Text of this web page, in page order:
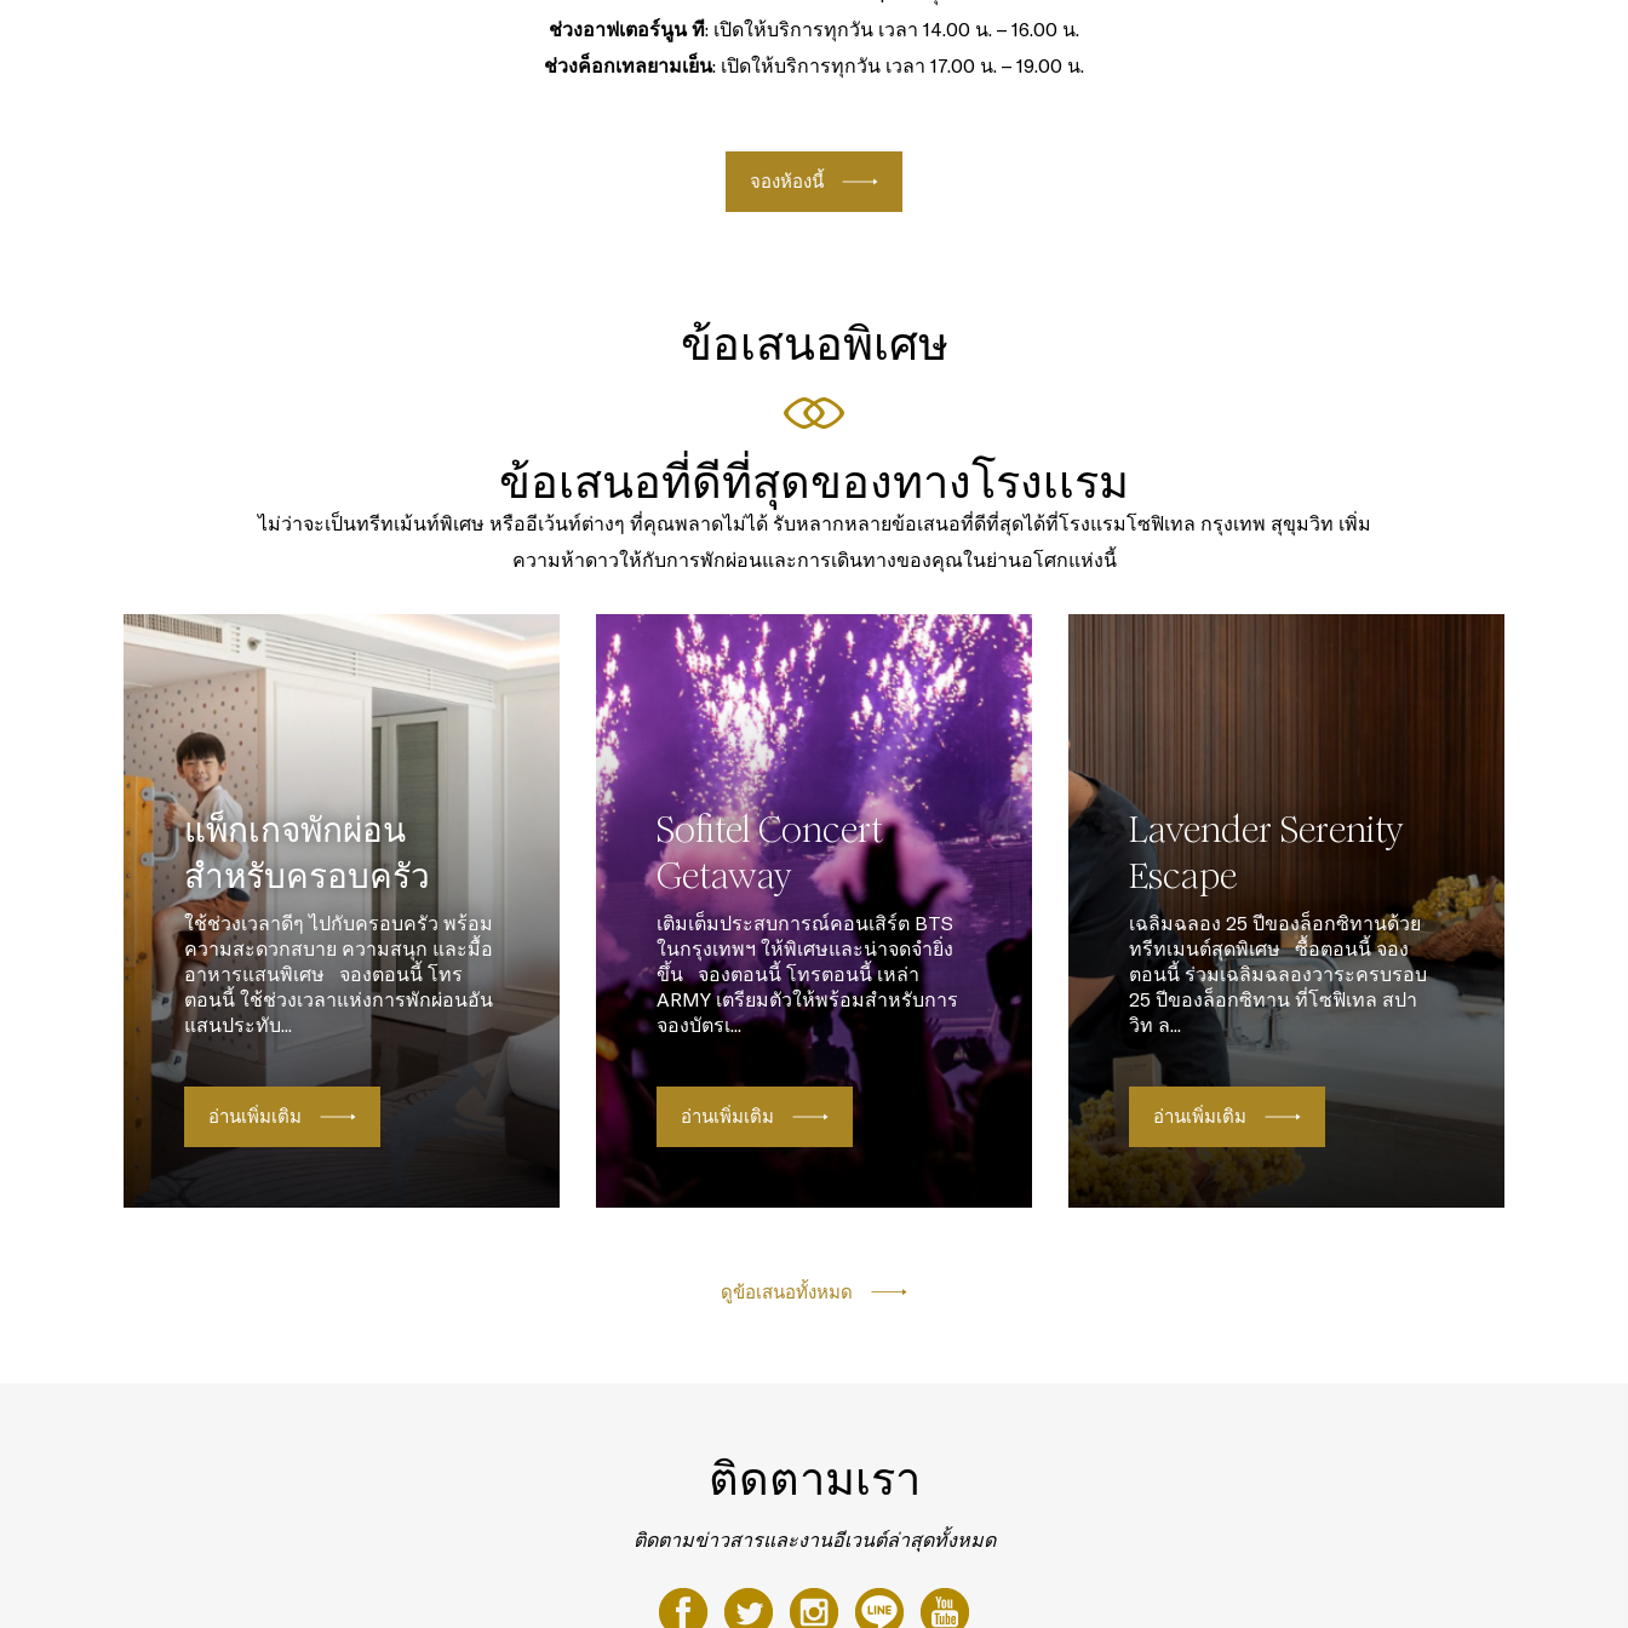
ช่วงอาฟเตอร์นูน ที: เปิดให้บริการทุกวัน เวลา 14.00 น. – 16.00 น.
ช่วงค็อกเทลยามเย็น: เปิดให้บริการทุกวัน เวลา 17.00 น. – 19.00 น.
จองห้องนี้
ข้อเสนอพิเศษ
ข้อเสนอที่ดีที่สุดของทางโรงเเรม
ไม่ว่าจะเป็นทรีทเม้นท์พิเศษ หรืออีเว้นท์ต่างๆ ที่คุณพลาดไม่ได้ รับหลากหลายข้อเสนอที่ดีที่สุดได้ที่โรงแรมโซฟิเทล กรุงเทพ สุขุมวิท เพิ่ม
ความห้าดาวให้กับการพักผ่อนและการเดินทางของคุณในย่านอโศกแห่งนี้
แพ็กเกจพักผ่อน
สำหรับครอบครัว
ใช้ช่วงเวลาดีๆ ไปกับครอบครัว พร้อม
ความสะดวกสบาย ความสนุก และมื้อ
อาหารแสนพิเศษ จองตอนนี้ โทร
ตอนนี้ ใช้ช่วงเวลาแห่งการพักผ่อนอัน
แสนประทับ...
อ่านเพิ่มเติม
Sofitel Concert
Getaway
เติมเต็มประสบการณ์คอนเสิร์ต BTS
ในกรุงเทพฯ ให้พิเศษและน่าจดจำยิ่ง
ขึ้น จองตอนนี้ โทรตอนนี้ เหล่า
ARMY เตรียมตัวให้พร้อมสำหรับการ
จองบัตรเ...
อ่านเพิ่มเติม
Lavender Serenity
Escape
เฉลิมฉลอง 25 ปีของล็อกซิทานด้วย
ทรีทเมนต์สุดพิเศษ ซื้อตอนนี้ จอง
ตอนนี้ ร่วมเฉลิมฉลองวาระครบรอบ
25 ปีของล็อกซิทาน ที่โซฟิเทล สปา
วิท ล...
อ่านเพิ่มเติม
ดูข้อเสนอทั้งหมด
ติดตามเรา
ติดตามข่าวสารและงานอีเวนต์ล่าสุดทั้งหมด